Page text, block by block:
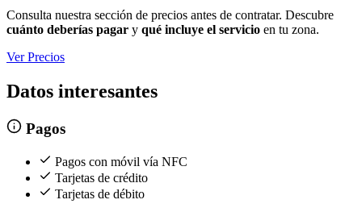
Consulta nuestra sección de precios antes de contratar. Descubre
cuánto deberías pagar y qué incluye el servicio en tu zona.
Ver Precios
Datos interesantes
Pagos
Pagos con móvil vía NFC
Tarjetas de crédito
Tarjetas de débito